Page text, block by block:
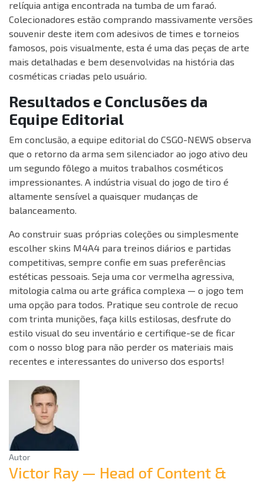
relíquia antiga encontrada na tumba de um faraó.
Colecionadores estão comprando massivamente versões
souvenir deste item com adesivos de times e torneios
famosos, pois visualmente, esta é uma das peças de arte
mais detalhadas e bem desenvolvidas na história das
cosméticas criadas pelo usuário.
Resultados e Conclusões da
Equipe Editorial
Em conclusão, a equipe editorial do CSGO-NEWS observa
que o retorno da arma sem silenciador ao jogo ativo deu
um segundo fôlego a muitos trabalhos cosméticos
impressionantes. A indústria visual do jogo de tiro é
altamente sensível a quaisquer mudanças de
balanceamento.
Ao construir suas próprias coleções ou simplesmente
escolher skins M4A4 para treinos diários e partidas
competitivas, sempre confie em suas preferências
estéticas pessoais. Seja uma cor vermelha agressiva,
mitologia calma ou arte gráfica complexa — o jogo tem
uma opção para todos. Pratique seu controle de recuo
com trinta munições, faça kills estilosas, desfrute do
estilo visual do seu inventário e certifique-se de ficar
com o nosso blog para não perder os materiais mais
recentes e interessantes do universo dos esports!
Autor
Victor Ray — Head of Content &